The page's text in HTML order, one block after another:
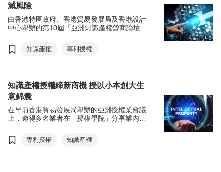
減風險
由香港特區政府、香港貿易發展局及香港設計
中心舉辦的第10屆「亞洲知識產權營商論壇」
壇由60多位來自世界各地的知識產權專家及商
界領袖，剖析最新行業發展及趨勢，共吸引來
知識產權 專利授權
知識產權授權締新商機 授以小本創大生
意錦囊
在早前香港貿易發展局舉辦的亞洲授權業會議
上，邀得多名業者在「授權學院」分享業內人
專利授權 知識產權